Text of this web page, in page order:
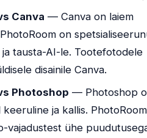
Canva — Canva on laiem
on
tausta-AI-le. Tootefotodele
disainile Canva.
Photoshop — Photoshop
keeruline ja kallis.
vajadustest ühe